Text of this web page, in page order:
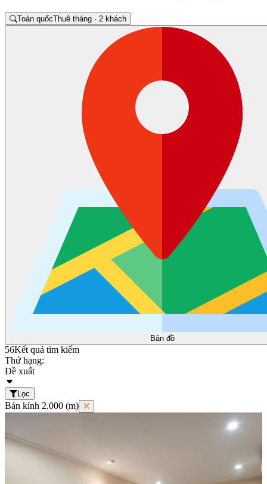
Toàn quốcThuê tháng · 2 khách
Bản đồ
56Kết quả tìm kiếm
Thứ hạng:
Đề xuất
Lọc
Bán kính 2.000 (m)